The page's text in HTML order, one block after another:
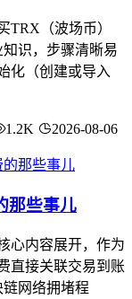
TRX（波场币）
识，步骤清晰易
化（创建或导入
1.2K 2026-08-06
那些事儿
心内容展开，作为
直接关联交易到账
网络拥堵程